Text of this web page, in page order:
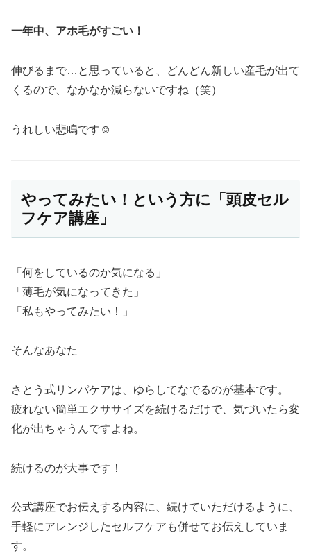
一年中、アホ毛がすごい！
伸びるまで…と思っていると、どんどん新しい産毛が出て
くるので、なかなか減らないですね（笑）
うれしい悲鳴です☺️
やってみたい！という方に「頭皮セル
フケア講座」
「何をしているのか気になる」
「薄毛が気になってきた」
「私もやってみたい！」
そんなあなた
さとう式リンパケアは、ゆらしてなでるのが基本です。
疲れない簡単エクササイズを続けるだけで、気づいたら変
化が出ちゃうんですよね。
続けるのが大事です！
公式講座でお伝えする内容に、続けていただけるように、
手軽にアレンジしたセルフケアも併せてお伝えしていま
す。